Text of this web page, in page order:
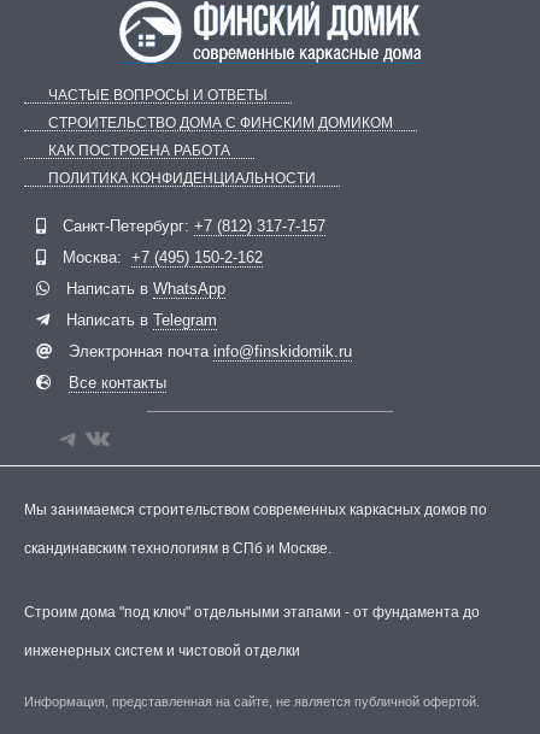
ЧАСТЫЕ ВОПРОСЫ И ОТВЕТЫ
СТРОИТЕЛЬСТВО ДОМА С ФИНСКИМ ДОМИКОМ
КАК ПОСТРОЕНА РАБОТА
ПОЛИТИКА КОНФИДЕНЦИАЛЬНОСТИ
Санкт-Петербург: +7 (812) 317-7-157
Москва: +7 (495) 150-2-162
Написать в WhatsApp
Написать в Telegram
Электронная почта info@finskidomik.ru
Все контакты
Мы занимаемся строительством современных каркасных домов по
скандинавским технологиям в СПб и Москве.
Строим дома "под ключ" отдельными этапами - от фундамента до
инженерных систем и чистовой отделки
Информация, представленная на сайте, не является публичной офертой.